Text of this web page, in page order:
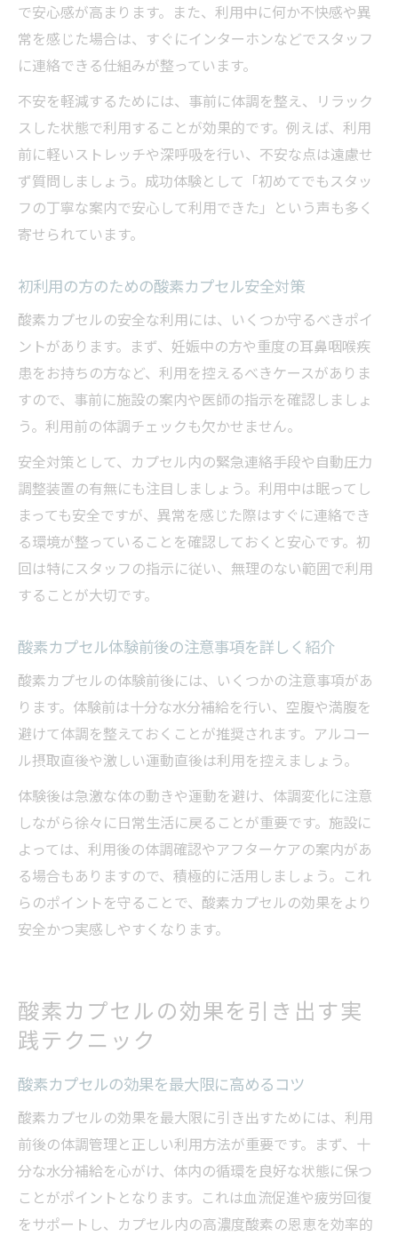
で安心感が高まります。また、利用中に何か不快感や異
常を感じた場合は、すぐにインターホンなどでスタッフ
に連絡できる仕組みが整っています。
不安を軽減するためには、事前に体調を整え、リラック
スした状態で利用することが効果的です。例えば、利用
前に軽いストレッチや深呼吸を行い、不安な点は遠慮せ
ず質問しましょう。成功体験として「初めてでもスタッ
フの丁寧な案内で安心して利用できた」という声も多く
寄せられています。
初利用の方のための酸素カプセル安全対策
酸素カプセルの安全な利用には、いくつか守るべきポイ
ントがあります。まず、妊娠中の方や重度の耳鼻咽喉疾
患をお持ちの方など、利用を控えるべきケースがありま
すので、事前に施設の案内や医師の指示を確認しましょ
う。利用前の体調チェックも欠かせません。
安全対策として、カプセル内の緊急連絡手段や自動圧力
調整装置の有無にも注目しましょう。利用中は眠ってし
まっても安全ですが、異常を感じた際はすぐに連絡でき
る環境が整っていることを確認しておくと安心です。初
回は特にスタッフの指示に従い、無理のない範囲で利用
することが大切です。
酸素カプセル体験前後の注意事項を詳しく紹介
酸素カプセルの体験前後には、いくつかの注意事項があ
ります。体験前は十分な水分補給を行い、空腹や満腹を
避けて体調を整えておくことが推奨されます。アルコー
ル摂取直後や激しい運動直後は利用を控えましょう。
体験後は急激な体の動きや運動を避け、体調変化に注意
しながら徐々に日常生活に戻ることが重要です。施設に
よっては、利用後の体調確認やアフターケアの案内があ
る場合もありますので、積極的に活用しましょう。これ
らのポイントを守ることで、酸素カプセルの効果をより
安全かつ実感しやすくなります。
酸素カプセルの効果を引き出す実
践テクニック
酸素カプセルの効果を最大限に高めるコツ
酸素カプセルの効果を最大限に引き出すためには、利用
前後の体調管理と正しい利用方法が重要です。まず、十
分な水分補給を心がけ、体内の循環を良好な状態に保つ
ことがポイントとなります。これは血流促進や疲労回復
をサポートし、カプセル内の高濃度酸素の恩恵を効率的